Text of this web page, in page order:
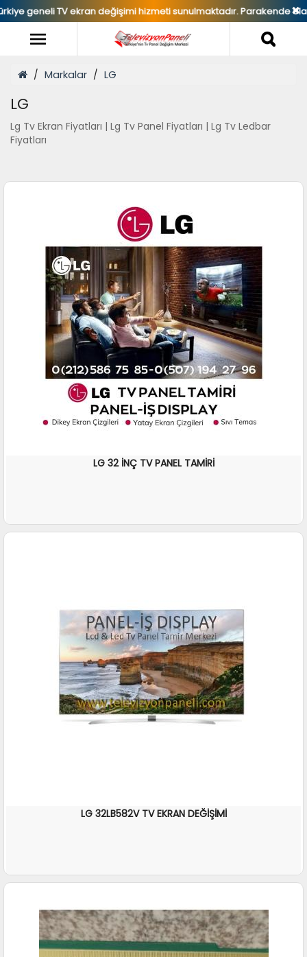
hizmeti sunulmaktadır. Parakende olarak TV Panel ✖
Markalar LG
LG
Lg Tv Ekran Fiyatları | Lg Tv Panel Fiyatları | Lg Tv Ledbar
Fiyatları
LG 32 İNÇ TV PANEL TAMİRİ
LG 32LB582V TV EKRAN DEĞİŞİMİ